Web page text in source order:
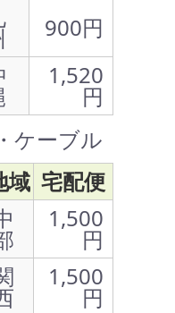
900円
1,520
円
ケーブル
域 宅配便
1,500
円
1,500
円